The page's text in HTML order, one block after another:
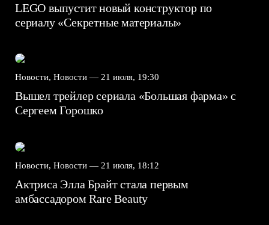
LEGO выпустит новый конструктор по
сериалу «Секретные материалы»
Новости, Новости — 21 июля, 19:30
Вышел трейлер сериала «Большая фарма» с
Сергеем Горошко
Новости, Новости — 21 июля, 18:12
Актриса Элла Брайт стала первым
амбассадором Rare Beauty